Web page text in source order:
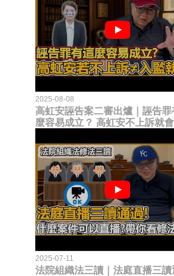
2025-08-08
高虹安誣告案二審出爐｜誣告罪
麼容易成立？ 高虹安不上訴就
2025-07-11
法院組織法三讀｜法庭直播三讀